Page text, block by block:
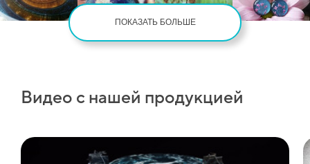
ПОКАЗАТЬ БОЛЬШЕ
Видео с нашей продукцией